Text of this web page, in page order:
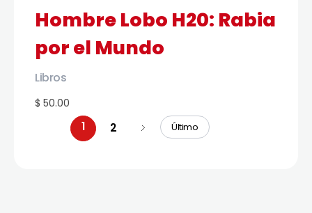
Hombre Lobo H20: Rabia
por el Mundo
$ 50.00
Libros
1 2 Último